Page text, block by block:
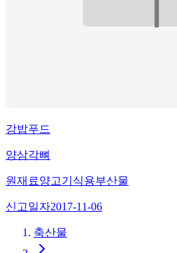
강밥푸드
양삼각뼈
원재료양고기식용부산물
신고일자2017-11-06
축산물